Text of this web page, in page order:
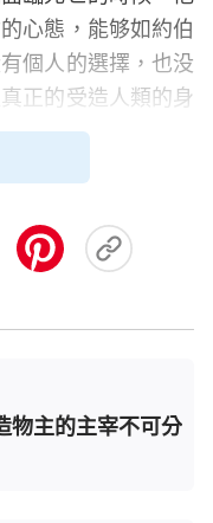
心態，能够如約伯
個人的選擇，也没
正的受造人類的身
一無二的神自己
物主的主宰不可分